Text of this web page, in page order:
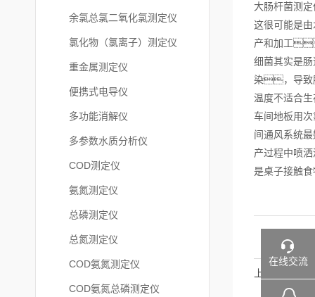
余氯总氯二氧化氯测定仪
氯化物（氯离子）测定仪
重金属测定仪
便携式电导仪
多功能消解仪
多参数水质分析仪
COD测定仪
氨氮测定仪
总磷测定仪
总氮测定仪
COD氨氮测定仪
COD氨氮总磷测定仪
大肠杆菌测
这很可能是
产和加工
细菌其实是
染，导致
温度不适合
车间地板用
间通风系统
产过程中喷
是桌子接触
上一篇
在线交流